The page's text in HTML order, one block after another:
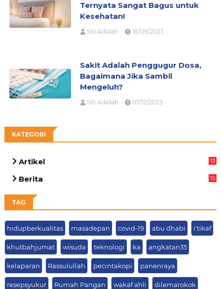
Ternyata Sangat Bagus untuk
Kesehatan!
Siti Adidah 18/09/2023
Sakit Adalah Penggugur Dosa,
Bagaimana Jika Sambil
Mengeluh?
Siti Adidah 07/12/2023
KATEGORI
Artikel
13
Berita
15
TAG
hidupberkualitas masadepan covid-19 abu dhabi i'tikaf
khutbahjumat wisuda teknologi ka angkatan35
kelaparan Rassulullah pecintakopi panenraya
resepsyukur Rumah Pangan wakaf ahli dilemarokok